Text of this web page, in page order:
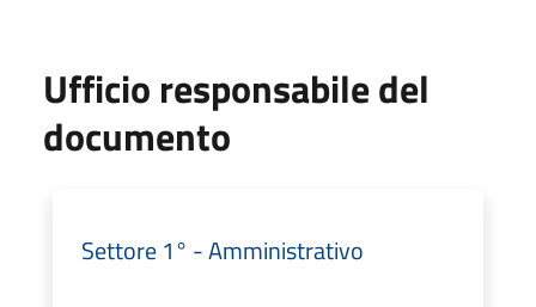
Ufficio responsabile del
documento
Settore 1° - Amministrativo